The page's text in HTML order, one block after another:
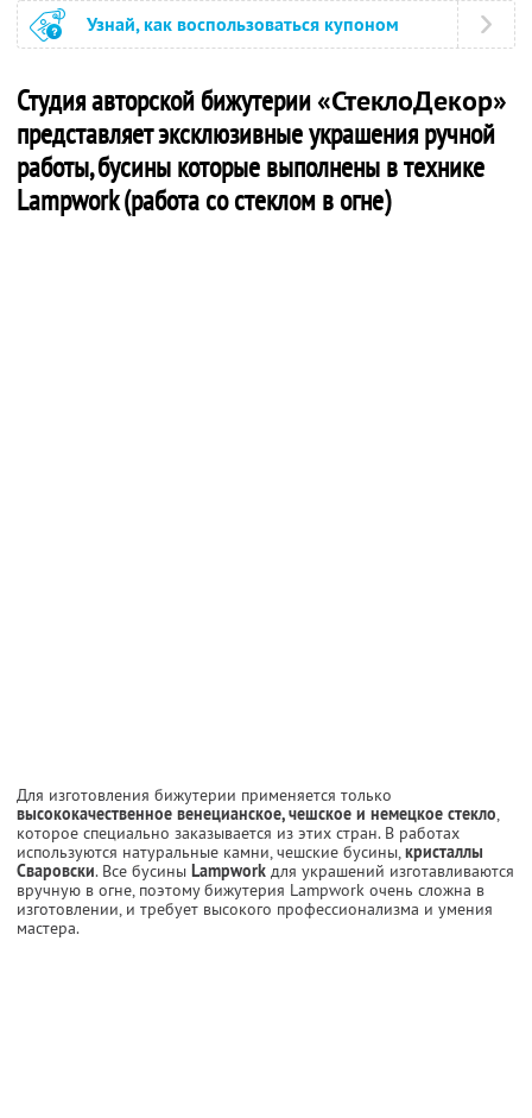
Узнай, как воспользоваться купоном
Студия авторской бижутерии«СтеклоДекор»
представляет эксклюзивные украшения ручной
работы, бусины которые выполнены в технике
Lampwork (работа со стеклом в огне)
Для изготовления бижутерии применяется только
высококачественное венецианское, чешское и немецкое стекло,
которое специально заказывается из этих стран. В работах
используются натуральные камни, чешские бусины,кристаллы
Сваровски. Все бусины Lampwork для украшений изготавливаются
вручную в огне, поэтому бижутерия Lampwork очень сложна в
изготовлении, и требует высокого профессионализма и умения
мастера.